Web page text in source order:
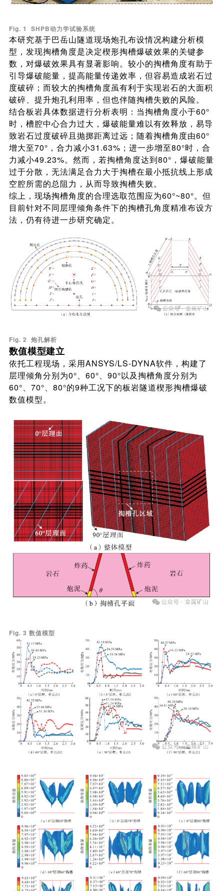
Fig. 1 SHPB动力学试验系统
本研究基于巴岳山隧道现场炮孔布设情况构建分析模
型，发现掏槽角度是决定楔形掏槽爆破效果的关键参
数，对爆破效果具有显著影响。较小的掏槽角度有助于
引导爆破能量，提高能量传递效率，但容易造成岩石过
度破碎；而较大的掏槽角度虽有利于实现岩石的大面积
破碎、提升炮孔利用率，但也伴随掏槽失败的风险。
结合板岩具体数据进行分析表明：当掏槽角度小于60°
时，槽腔中心合力过大，爆破能量难以有效释放，易导
致岩石过度破碎且抛掷距离过远；随着掏槽角度由60°
增大至70°，合力减小31.63%；进一步增至80°时，合
力减小49.23%。然而，若掏槽角度达到80°，爆破能量
过于分散，无法满足合力大于掏槽在最小抵抗线上形成
空腔所需的总阻力，从而导致掏槽失败。
综上，现场掏槽角度的合理选取范围应为60°~80°。但
目前针对不同层理倾角条件下的掏槽孔角度精准布设方
法，仍有待进一步研究确定。
Fig. 2 炮孔解析
数值模型建立
依托工程现场，采用ANSYS/LS-DYNA软件，构建了
层理倾角分别为0°、60°、90°以及掏槽角度分别为
60°、70°、80°的9种工况下的板岩隧道楔形掏槽爆破
数值模型。
Fig. 3 数值模型